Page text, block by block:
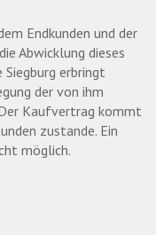
Endkunden und der
Abwicklung dieses
erbringt
der von ihm
Kaufvertrag kommt
zustande. Ein
möglich.